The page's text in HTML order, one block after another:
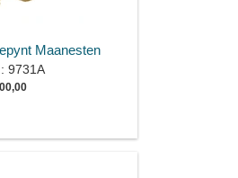
Maanesten
9731A